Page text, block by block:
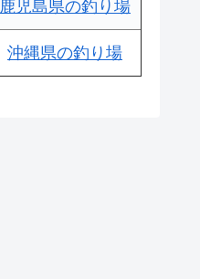
鹿児島県の釣り場
沖縄県の釣り場